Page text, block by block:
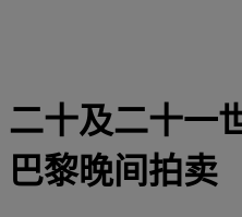
二十及二十一
巴黎晚间拍卖